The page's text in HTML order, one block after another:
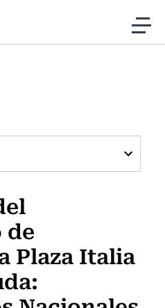
al contenido
Usach
Plaza Italia